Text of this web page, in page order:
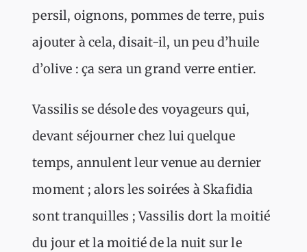
persil, oignons, pommes de terre, puis
ajouter à cela, disait-il, un peu d’huile
d’olive : ça sera un grand verre entier.
Vassilis se désole des voyageurs qui,
devant séjourner chez lui quelque
temps, annulent leur venue au dernier
moment ; alors les soirées à Skafidia
sont tranquilles ; Vassilis dort la moitié
du jour et la moitié de la nuit sur le